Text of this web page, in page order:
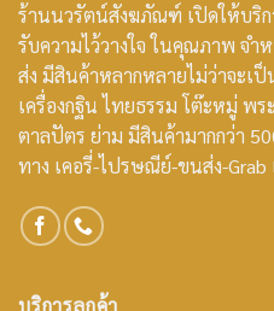
ร้านนวรัตน์สังฆภัณฑ์ เปิดให้บริ
รับความไว้วางใจ ในคุณภาพ จ
ส่ง มีสินค้าหลากหลายไม่ว่าจะเป็
เครื่องกฐิน ไทยธรรม โต๊ะหมู่ พ
ตาลปัตร ย่าม มีสินค้ามากกว่า
ทาง เคอรี่-ไปรษณีย์-ขนส่ง-Grab
บริการลูกค้า